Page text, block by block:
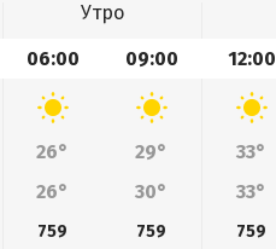
Утро
06:00 09:00 12:00
26° 29° 33°
26° 30° 33°
759 759 759